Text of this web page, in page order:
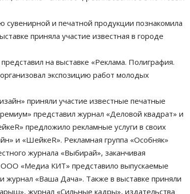
и печатной продукции познакомила
приняла участие известная в городе
на выставке «Реклама. Полиграфия.
экспозицию работ молодых
приняли участие известные печатные
представил журнал «Деловой квадрат» и
предложило рекламные услуги в своих
и «ШейкеR». Рекламная группа «Особняк»
журнала «Выбирай», заканчивая
«Медиа КИТ» представило выпускаемые
«Ваша Дача». Также в выставке приняли
журнал «Сильные кадры», издательства